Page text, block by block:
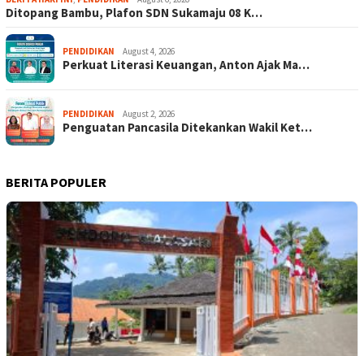
Ditopang Bambu, Plafon SDN Sukamaju 08 K…
PENDIDIKAN August 4, 2026
Perkuat Literasi Keuangan, Anton Ajak Ma…
PENDIDIKAN August 2, 2026
Penguatan Pancasila Ditekankan Wakil Ket…
BERITA POPULER